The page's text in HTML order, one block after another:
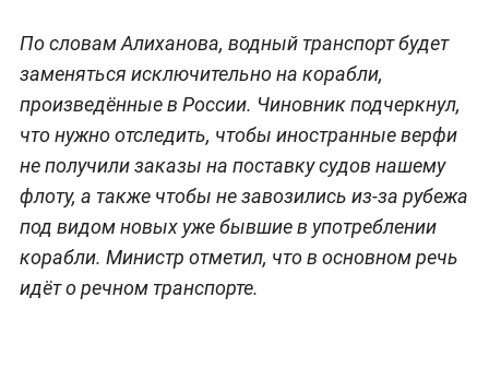
По словам Алиханова, водный транспорт будет
заменяться исключительно на корабли,
произведённые в России. Чиновник подчеркнул,
что нужно отследить, чтобы иностранные верфи
не получили заказы на поставку судов нашему
флоту, а также чтобы не завозились из-за рубежа
под видом новых уже бывшие в употреблении
корабли. Министр отметил, что в основном речь
идёт о речном транспорте.